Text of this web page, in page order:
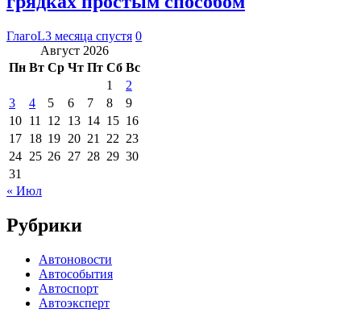
ГлагоL3 месяца спустя 0
Август 2026
Пн Вт Ср Чт Пт Сб Вс
1
2
3
4 5 6 7 8
9
10 11 12 13 14 15 16
17 18 19 20 21 22 23
24 25 26 27 28 29 30
31
« Июл
Рубрики
Автоновости
Автособытия
Автоспорт
Автоэксперт